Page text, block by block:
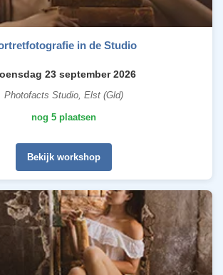
in de Studio
23 september 2026
Photofacts Studio, Elst (Gld)
nog 5 plaatsen
Bekijk workshop